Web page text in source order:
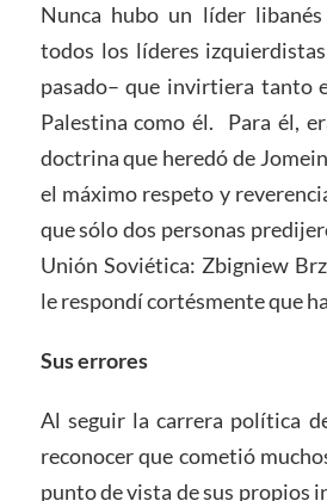
Nunca hubo un líder
todos los líderes
pasado– que invirtiera tanto
Palestina como él. Para él,
doctrina que heredó de
el máximo respeto y
que sólo dos personas
Unión Soviética: Zbigniew
le respondí cortésmente que
Sus errores
Al seguir la carrera política
reconocer que cometió
punto de vista de sus propios